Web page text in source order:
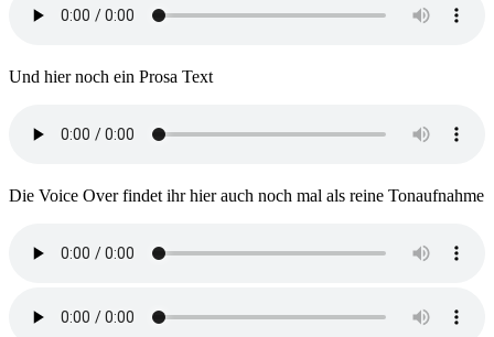
Und hier noch ein Prosa Text
Die Voice Over findet ihr hier auch noch mal als reine Tonaufnahme